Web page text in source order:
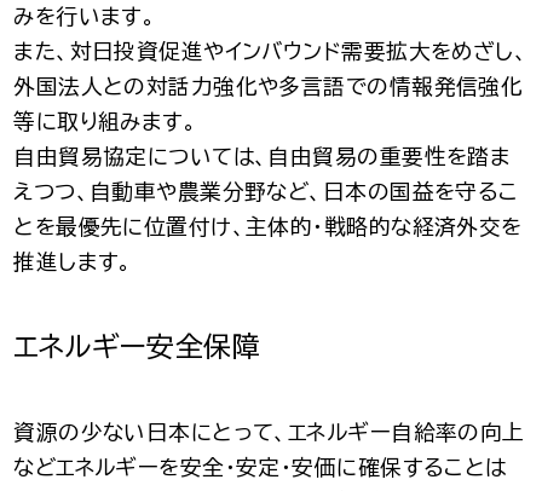
みを行います。
また、対日投資促進やインバウンド需要拡大をめざし、
外国法人との対話力強化や多言語での情報発信強化
等に取り組みます。
自由貿易協定については、自由貿易の重要性を踏ま
えつつ、自動車や農業分野など、日本の国益を守るこ
とを最優先に位置付け、主体的・戦略的な経済外交を
推進します。
エネルギー安全保障
資源の少ない日本にとって、エネルギー自給率の向上
などエネルギーを安全・安定・安価に確保することは